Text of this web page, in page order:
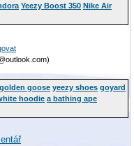
Yeezy Boost 350 Nike Air
golden goose yeezy shoes goyard
hoodie a bathing ape